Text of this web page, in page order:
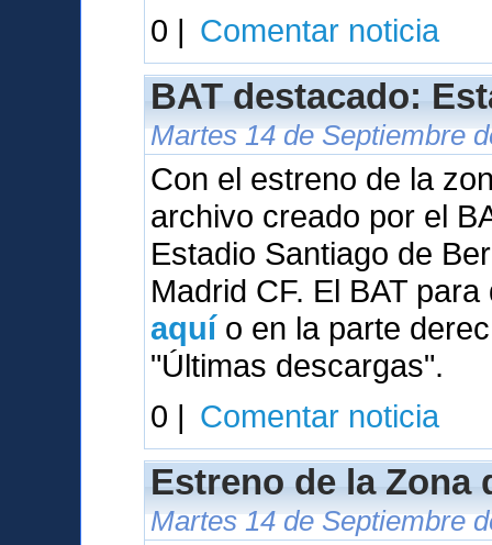
0 | Comentar noticia
BAT destacado:
Martes 14 de Septiembre
Con el estreno de la
archivo creado por el
Estadio Santiago de
Madrid CF. El BAT
aquí o en la parte
"Últimas descargas".
0 | Comentar noticia
Estreno de la Zona
Martes 14 de Septiembre